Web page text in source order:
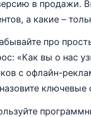
в продажи.
а какие –
про
«Как вы о нас
с офлайн-
ключевые